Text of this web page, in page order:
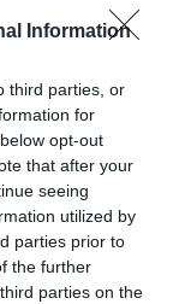
Information
third parties, or
for
opt-out
that after your
seeing
utilized by
parties prior to
the further
parties on the
τὸ
σκάλα
βαθύτερα